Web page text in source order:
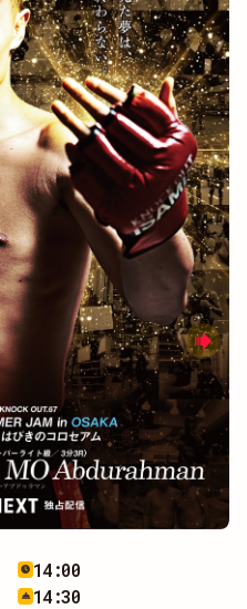
12:30
13:00